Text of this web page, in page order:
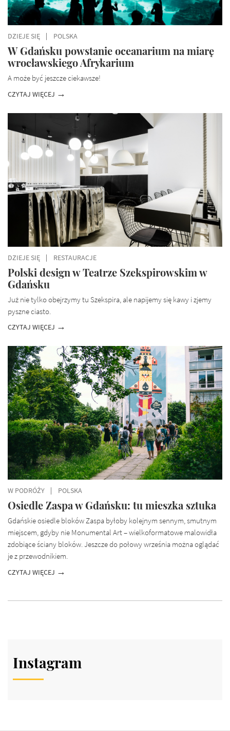
DZIEJE SIĘ POLSKA
W Gdańsku powstanie oceanarium na miarę
wrocławskiego Afrykarium
A może być jeszcze ciekawsze!
CZYTAJ WIĘCEJ
DZIEJE SIĘ RESTAURACJE
Polski design w Teatrze Szekspirowskim w
Gdańsku
Już nie tylko obejrzymy tu Szekspira, ale napijemy się kawy i zjemy
pyszne ciasto.
CZYTAJ WIĘCEJ
W PODRÓŻY POLSKA
Osiedle Zaspa w Gdańsku: tu mieszka sztuka
Gdańskie osiedle bloków Zaspa byłoby kolejnym sennym, smutnym
miejscem, gdyby nie Monumental Art – wielkoformatowe malowidła
zdobiące ściany bloków. Jeszcze do połowy września można oglądać
je z przewodnikiem.
CZYTAJ WIĘCEJ
Instagram